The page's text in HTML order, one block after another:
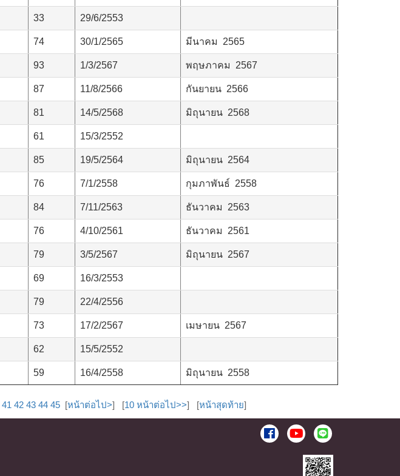
33 29/6/2553
74 30/1/2565 มีนาคม 2565
93 1/3/2567 พฤษภาคม 2567
87 11/8/2566 กันยายน 2566
81 14/5/2568 มิถุนายน 2568
61 15/3/2552
85 19/5/2564 มิถุนายน 2564
76 7/1/2558 กุมภาพันธ์ 2558
84 7/11/2563 ธันวาคม 2563
76 4/10/2561 ธันวาคม 2561
79 3/5/2567 มิถุนายน 2567
69 16/3/2553
79 22/4/2556
73 17/2/2567 เมษายน 2567
62 15/5/2552
59 16/4/2558 มิถุนายน 2558
41 42 43 44 45[หน้าต่อไป>] [10 หน้าต่อไป>>] [หน้าสุดท้าย]